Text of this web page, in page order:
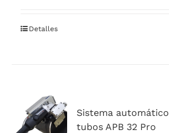
Detalles
Sistema
tubos APB 32 Pro